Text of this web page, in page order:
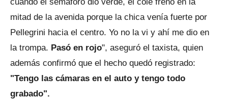
mitad de la avenida porque la chica venía fuerte por
Pellegrini hacia el centro. Yo no la vi y ahí me dio en
la trompa. Pasó en rojo", aseguró el taxista, quien
además confirmó que el hecho quedó registrado:
"Tengo las cámaras en el auto y tengo todo
grabado".